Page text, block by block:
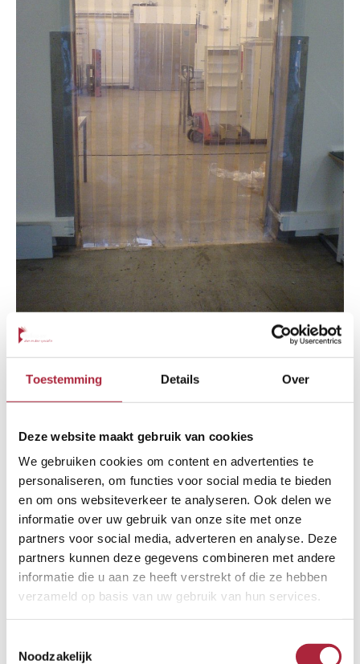
Toestemming Details Over
Deze website maakt gebruik van cookies
We gebruiken cookies om content en advertenties te
personaliseren, om functies voor social media te bieden
en om ons websiteverkeer te analyseren. Ook delen we
informatie over uw gebruik van onze site met onze
partners voor social media, adverteren en analyse. Deze
partners kunnen deze gegevens combineren met andere
informatie die u aan ze heeft verstrekt of die ze hebben
verzameld op basis van uw gebruik van hun services.
Noodzakelijk
Strokengordijnen
Bas
strokengordijn in uw bedrijf Wilt u een veilige
voor een strokengordijn! Bij Verloo ontwikkelen wij
strokengordijnen, waarbij we gebruik maken van hoogwaardig
PVC materiaal. Onze strokengordijnen bieden vele voordelen:
U bespaart op uw energiekosten De investering in
strokengordijnen betaalt zichzelf […]
Meer lezen »